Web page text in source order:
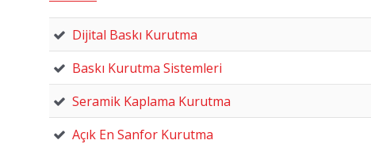
Dijital Baskı Kurutma
Baskı Kurutma Sistemleri
Seramik Kaplama Kurutma
Açık En Sanfor Kurutma